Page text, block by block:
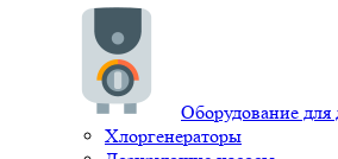
Оборудование
Хлоргенераторы